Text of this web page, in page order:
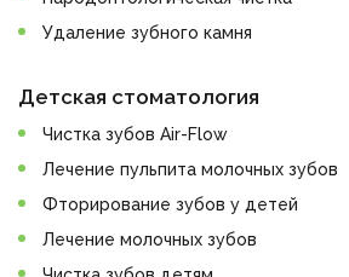
Удаление зубного камня
Детская стоматология
Чистка зубов Air-Flow
Лечение пульпита молочных зубов
Фторирование зубов у детей
Лечение молочных зубов